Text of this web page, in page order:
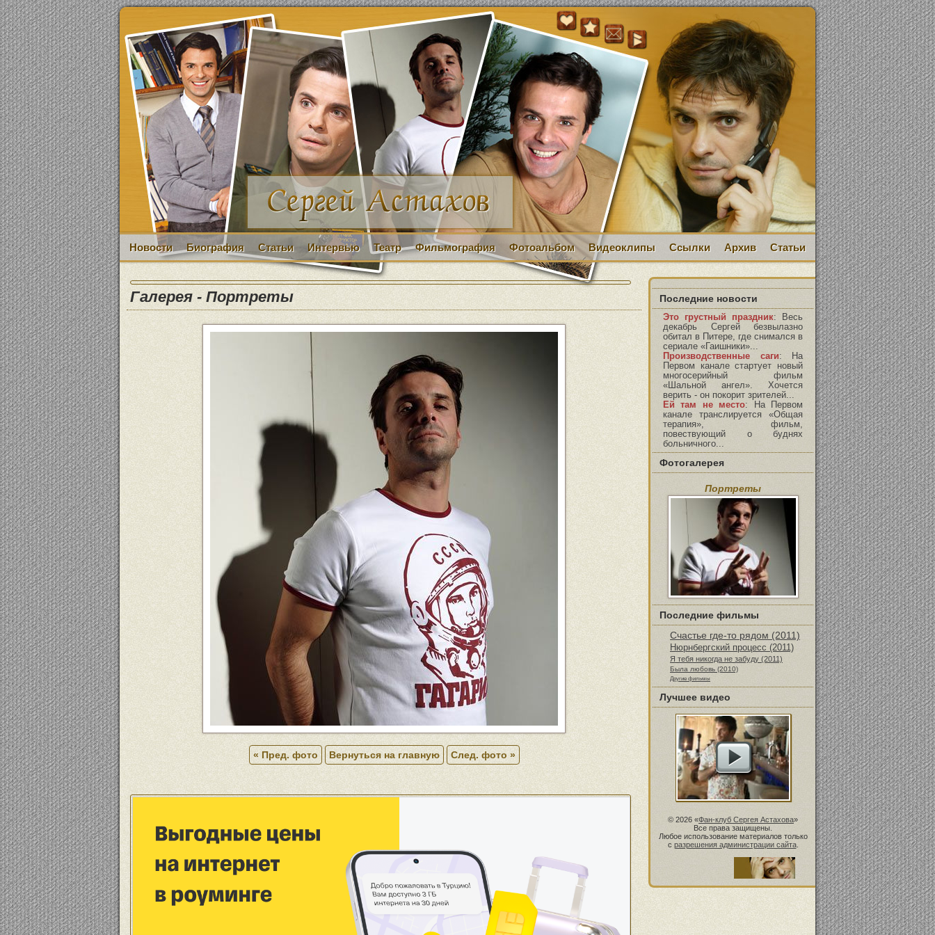
Новости Биография Статьи Интервью Театр Фильмография Фотоальбом Видеоклипы Ссылки Архив Статьи
Галерея - Портреты
« Пред. фото Вернуться на главную След. фото »
Последние новости
Это грустный праздник:
Весь
декабрь Сергей безвылазно
обитал в Питере, где снимался в
сериале «Гаишники»...
Производственные саги:
На
Первом канале стартует новый
многосерийный фильм
«Шальной ангел». Хочется
верить - он покорит зрителей...
Ей там не место:
На Первом
канале транслируется «Общая
терапия», фильм,
повествующий о буднях
больничного...
Фотогалерея
Портреты
Последние фильмы
Счастье где-то рядом (2011)
Нюрнбергский процесс (2011)
Я тебя никогда не забуду (2011)
Была любовь (2010)
Другие фильмы
Лучшее видео
© 2026 «Фан-клуб Сергея Астахова»
Все права защищены.
Любое использование материалов только
с разрешения администрации сайта.